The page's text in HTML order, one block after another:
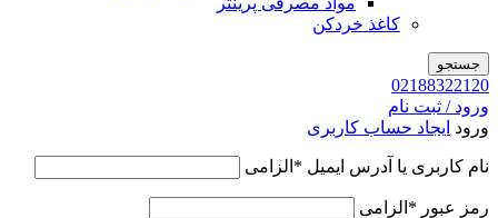
کاغذ خردکن
جستجو
02188322120
ورود / ثبت نام
ورود ایجاد حساب کاربری
نام کاربری یا آدرس ایمیل * الزامی
رمز عبور * الزامی